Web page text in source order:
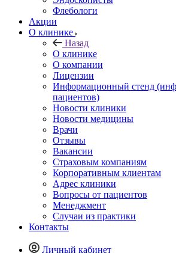
Флебологи
Акции
О клинике
Назад
О клинике
О компании
Лицензии
Информационный стенд
пациентов)
Новости клиники
Новости медицины
Врачи
Отзывы
Вакансии
Страховым компаниям
Корпоративным клиентам
Адрес клиники
Вопросы от пациентов
Менеджмент
Случаи из практики
Контакты
Личный кабинет